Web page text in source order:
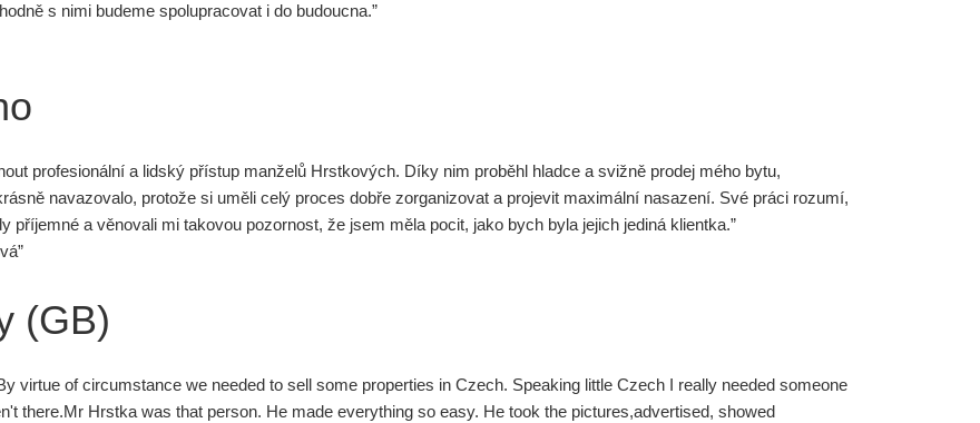
s nimi budeme spolupracovat i do budoucna.”
profesionální a lidský přístup manželů Hrstkových. Díky nim proběhl hladce a svižně prodej mého bytu,
navazovalo, protože si uměli celý proces dobře zorganizovat a projevit maximální nasazení. Své práci rozumí,
a věnovali mi takovou pozornost, že jsem měla pocit, jako bych byla jejich jediná klientka.”
(GB)
virtue of circumstance we needed to sell some properties in Czech. Speaking little Czech I really needed someone
there.Mr Hrstka was that person. He made everything so easy. He took the pictures,adver­tised, showed